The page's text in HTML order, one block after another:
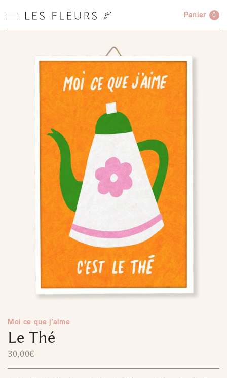
Panier 0
Moi ce que j’aime
Le Thé
30,00€